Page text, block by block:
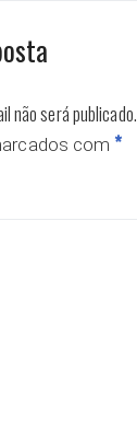
não será publicado.
com *